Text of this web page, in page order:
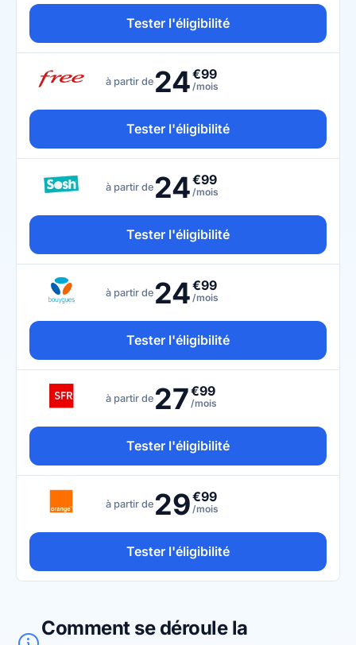
Tester l'éligibilité
à partir de 24€99
/mois
Tester l'éligibilité
à partir de 24€99
/mois
Tester l'éligibilité
à partir de 24€99
/mois
Tester l'éligibilité
à partir de 27€99
/mois
Tester l'éligibilité
à partir de 29€99
/mois
Tester l'éligibilité
Comment se déroule la